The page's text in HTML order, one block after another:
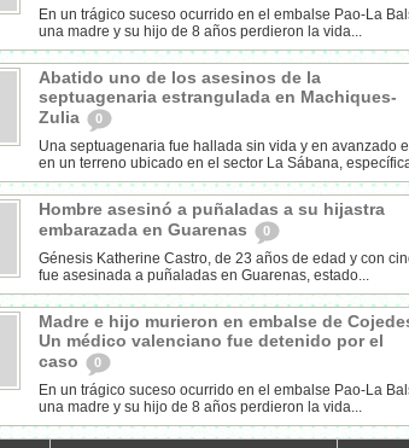
En un trágico suceso ocurrido en el embalse Pao-La
una madre y su hijo de 8 años perdieron la vida...
Abatido uno de los asesinos de la
septuagenaria estrangulada en Machiques-
Zulia
0
Una septuagenaria fue hallada sin vida y en avanzado
en un terreno ubicado en el sector La Sábana,
Hombre asesinó a puñaladas a su hijastra
embarazada en Guarenas
0
Génesis Katherine Castro, de 23 años de edad y con
fue asesinada a puñaladas en Guarenas, estado...
Madre e hijo murieron en embalse de
Un médico valenciano fue detenido por el
caso
0
En un trágico suceso ocurrido en el embalse Pao-La
una madre y su hijo de 8 años perdieron la vida...